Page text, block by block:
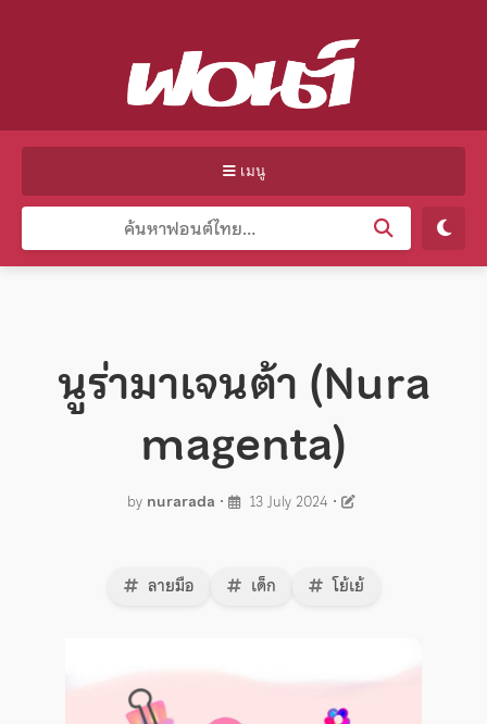
เมนู
นูร่ามาเจนต้า (Nura
magenta)
by nurarada • 13 July 2024 •
ลายมือ เด็ก โย้เย้